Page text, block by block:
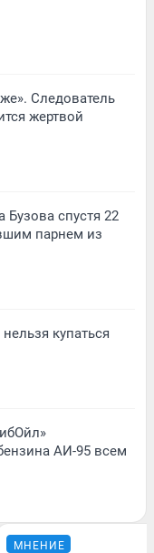
Следователь
жертвой
спустя 22
парнем из
купаться
АИ-95 всем
МНЕНИЕ